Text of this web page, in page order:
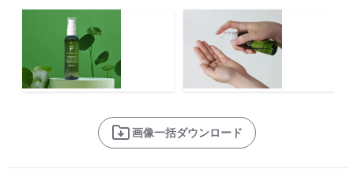
画像一括ダウンロード